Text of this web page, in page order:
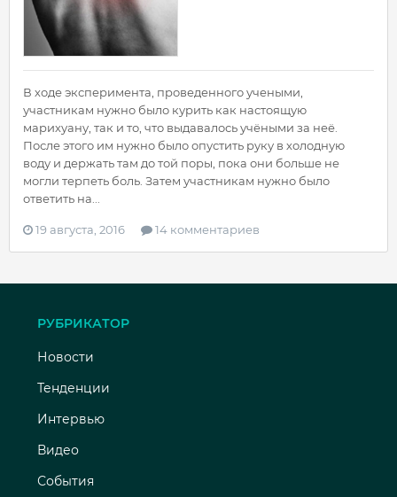
В ходе эксперимента, проведенного учеными,
участникам нужно было курить как настоящую
марихуану, так и то, что выдавалось учёными за неё.
После этого им нужно было опустить руку в холодную
воду и держать там до той поры, пока они больше не
могли терпеть боль. Затем участникам нужно было
ответить на...
19 августа, 2016 14 комментариев
РУБРИКАТОР
Новости
Тенденции
Интервью
Видео
События